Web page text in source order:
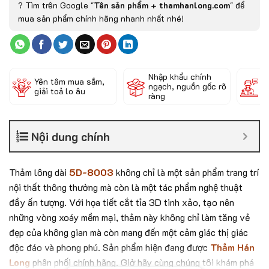
? Tìm trên Google "Tên sản phẩm + thamhanlong.com" để
mua sản phẩm chính hãng nhanh nhất nhé!
Yên tâm mua sắm,
giải toả lo âu
Nhập khẩu chính
ngạch, nguồn gốc rõ
ràng
Nội dung chính
Thảm lông dài 5D-8003 không chỉ là một sản phẩm trang trí
nội thất thông thường mà còn là một tác phẩm nghệ thuật
đầy ấn tượng. Với họa tiết cắt tỉa 3D tinh xảo, tạo nên
những vòng xoáy mềm mại, thảm này không chỉ làm tăng vẻ
đẹp của không gian mà còn mang đến một cảm giác thị giác
độc đáo và phong phú. Sản phẩm hiện đang được Thảm Hán
Long phân phối chính hãng. Giờ hãy cùng chúng tôi khám phá